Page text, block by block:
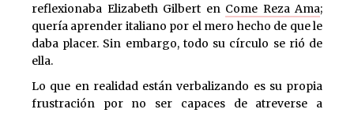
reflexionaba Elizabeth Gilbert en Come Reza Ama;
quería aprender italiano por el mero hecho de que le
daba placer. Sin embargo, todo su círculo se rió de
ella.
Lo que en realidad están verbalizando es su propia
frustración por no ser capaces de atreverse a